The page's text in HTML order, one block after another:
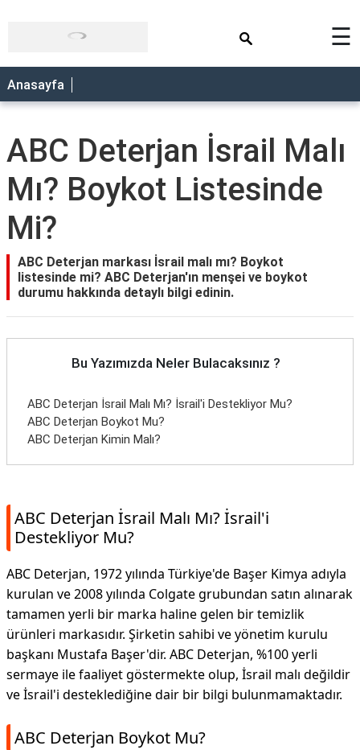
☰
Anasayfa
ABC Deterjan İsrail Malı
Mı? Boykot Listesinde
Mi?
ABC Deterjan markası İsrail malı mı? Boykot
listesinde mi? ABC Deterjan'ın menşei ve boykot
durumu hakkında detaylı bilgi edinin.
Bu Yazımızda Neler Bulacaksınız ?
ABC Deterjan İsrail Malı Mı? İsrail'i Destekliyor Mu?
ABC Deterjan Boykot Mu?
ABC Deterjan Kimin Malı?
ABC Deterjan İsrail Malı Mı? İsrail'i
Destekliyor Mu?
ABC Deterjan, 1972 yılında Türkiye'de Başer Kimya adıyla
kurulan ve 2008 yılında Colgate grubundan satın alınarak
tamamen yerli bir marka haline gelen bir temizlik
ürünleri markasıdır. Şirketin sahibi ve yönetim kurulu
başkanı Mustafa Başer'dir. ABC Deterjan, %100 yerli
sermaye ile faaliyet göstermekte olup, İsrail malı değildir
ve İsrail'i desteklediğine dair bir bilgi bulunmamaktadır.
ABC Deterjan Boykot Mu?